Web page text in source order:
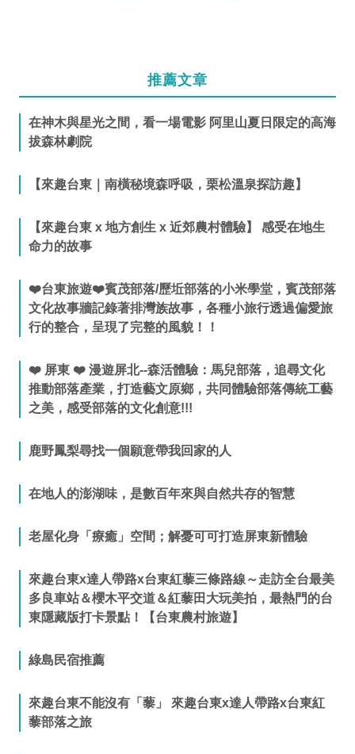
推薦文章
在神木與星光之間，看一場電影 阿里山夏日限定的高海
拔森林劇院
【來趣台東｜南橫秘境森呼吸，栗松溫泉探訪趣】
【來趣台東 x 地方創生 x 近郊農村體驗】 感受在地生
命力的故事
❤️台東旅遊❤️賓茂部落/歷坵部落的小米學堂，賓茂部落
文化故事牆記錄著排灣族故事，各種小旅行透過偏愛旅
行的整合，呈現了完整的風貌！！
❤️ 屏東 ❤️ 漫遊屏北--森活體驗：馬兒部落，追尋文化
推動部落產業，打造藝文原鄉，共同體驗部落傳統工藝
之美，感受部落的文化創意!!!
鹿野鳳梨尋找一個願意帶我回家的人
在地人的澎湖味，是數百年來與自然共存的智慧
老屋化身「療癒」空間；解憂可可打造屏東新體驗
來趣台東x達人帶路x台東紅藜三條路線～走訪全台最美
多良車站＆櫻木平交道＆紅藜田大玩美拍，最熱門的台
東隱藏版打卡景點！【台東農村旅遊】
綠島民宿推薦
來趣台東不能沒有「藜」 來趣台東x達人帶路x台東紅
藜部落之旅